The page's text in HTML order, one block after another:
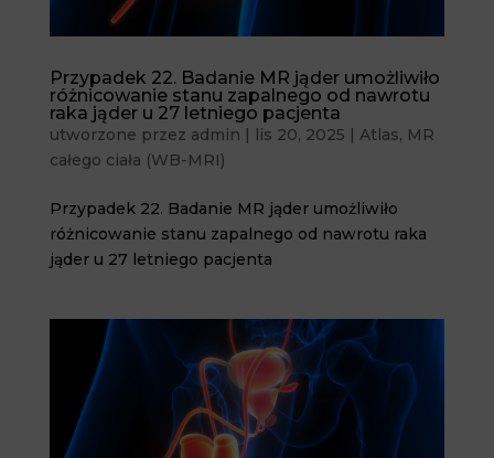
Przypadek 22. Badanie MR jąder umożliwiło
różnicowanie stanu zapalnego od nawrotu
raka jąder u 27 letniego pacjenta
utworzone przez admin lis 20, 2025 Atlas, MR
całego ciała (WB-MRI)
Przypadek 22. Badanie MR jąder umożliwiło
różnicowanie stanu zapalnego od nawrotu raka
jąder u 27 letniego pacjenta